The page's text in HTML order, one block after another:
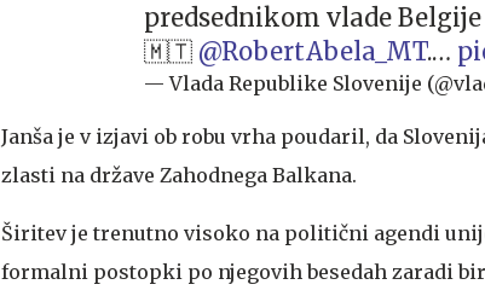
predsednikom vlade
🇲🇹 @RobertAbela_MT.…
— Vlada Republike Slovenije
Janša je v izjavi ob robu vrha poudaril, da
zlasti na države Zahodnega Balkana.
Širitev je trenutno visoko na politični agendi
formalni postopki po njegovih besedah zaradi